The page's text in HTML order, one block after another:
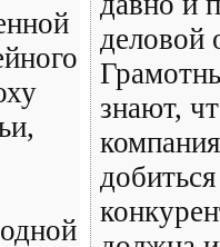
деловой
знают,